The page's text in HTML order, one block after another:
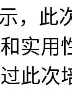
，此
实用
此